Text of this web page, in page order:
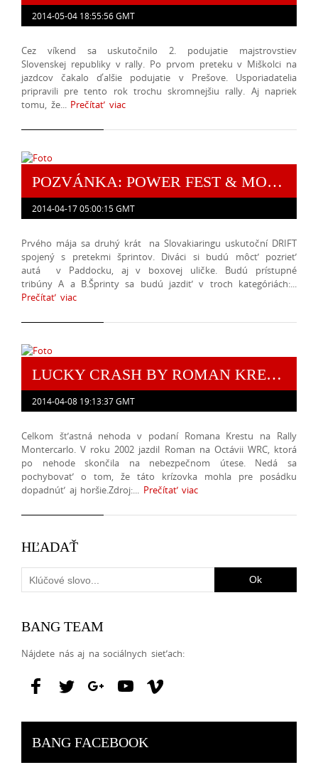
2014-05-04 18:55:56 GMT
Cez víkend sa uskutočnilo 2. podujatie majstrovstiev
Slovenskej republiky v rally. Po prvom preteku v Miškolci na
jazdcov čakalo ďalšie podujatie v Prešove. Usporiadatelia
pripravili pre tento rok trochu skromnejšiu rally. Aj napriek
tomu, že... Prečítať viac
POZVÁNKA: POWER FEST & MOTUL ST DRIFT SLOVAKIA
2014-04-17 05:00:15 GMT
Prvého mája sa druhý krát na Slovakiaringu uskutoční DRIFT
spojený s pretekmi šprintov. Diváci si budú môcť pozrieť
autá v Paddocku, aj v boxovej uličke. Budú prístupné
tribúny A a B.Šprinty sa budú jazdiť v troch kategóriách:...
Prečítať viac
LUCKY CRASH BY ROMAN KRESTA
2014-04-08 19:13:37 GMT
Celkom šťastná nehoda v podaní Romana Krestu na Rally
Montercarlo. V roku 2002 jazdil Roman na Octávii WRC, ktorá
po nehode skončila na nebezpečnom útese. Nedá sa
pochybovať o tom, že táto krízovka mohla pre posádku
dopadnúť aj horšie.Zdroj:... Prečítať viac
HĽADAŤ
BANG TEAM
Nájdete nás aj na sociálnych sieťach:
BANG FACEBOOK